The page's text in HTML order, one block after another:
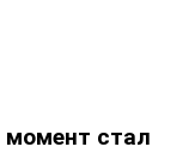
момент стал